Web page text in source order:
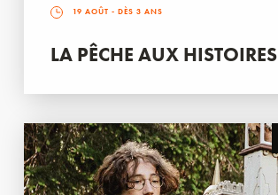
19 AOÛT - DÈS 3 ANS
LA PÊCHE AUX HISTOIRES